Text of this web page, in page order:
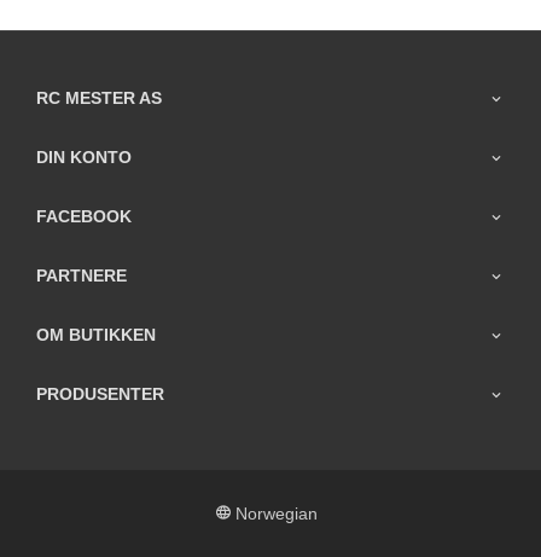
RC MESTER AS
DIN KONTO
FACEBOOK
PARTNERE
OM BUTIKKEN
PRODUSENTER
Norwegian